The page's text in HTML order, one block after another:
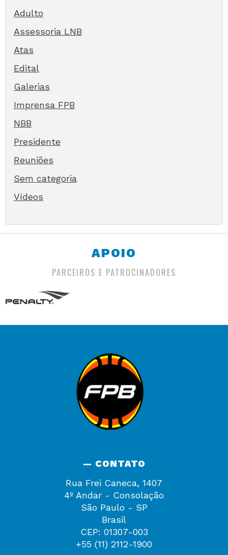
Adulto
Assessoria LNB
Atas
Edital
Galerias
Imprensa FPB
NBB
Presidente
Reuniões
Sem categoria
Vídeos
APOIO
PARCEIROS E PATROCINADORES
— CONTATO
Rua Frei Caneca, 1407
4º Andar - Consolação
São Paulo - SP
Brasil
CEP: 01307-003
+55 (11) 2112-1900